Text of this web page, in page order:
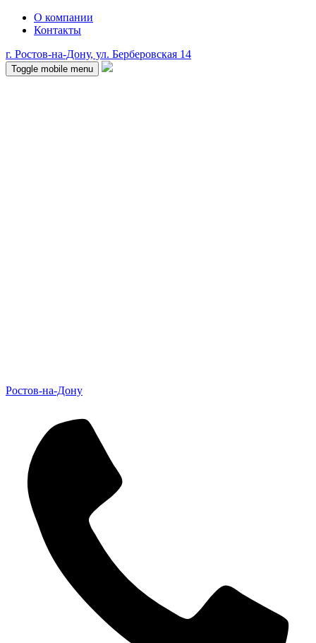
О компании
Контакты
г. Ростов-на-Дону, ул. Берберовская 14
Toggle mobile menu
Ростов-на-Дону